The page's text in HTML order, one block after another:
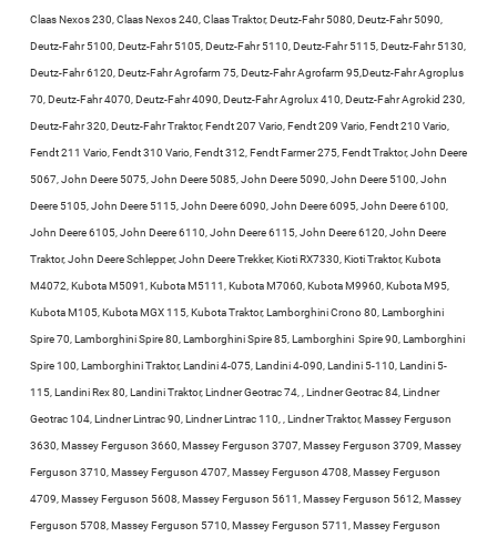
Claas Nexos 230, Claas Nexos 240, Claas Traktor, Deutz-Fahr 5080, Deutz-Fahr 5090,
Deutz-Fahr 5100, Deutz-Fahr 5105, Deutz-Fahr 5110, Deutz-Fahr 5115, Deutz-Fahr 5130,
Deutz-Fahr 6120, Deutz-Fahr Agrofarm 75, Deutz-Fahr Agrofarm 95,Deutz-Fahr Agroplus
70, Deutz-Fahr 4070, Deutz-Fahr 4090, Deutz-Fahr Agrolux 410, Deutz-Fahr Agrokid 230,
Deutz-Fahr 320, Deutz-Fahr Traktor, Fendt 207 Vario, Fendt 209 Vario, Fendt 210 Vario,
Fendt 211 Vario, Fendt 310 Vario, Fendt 312, Fendt Farmer 275, Fendt Traktor, John Deere
5067, John Deere 5075, John Deere 5085, John Deere 5090, John Deere 5100, John
Deere 5105, John Deere 5115, John Deere 6090, John Deere 6095, John Deere 6100,
John Deere 6105, John Deere 6110, John Deere 6115, John Deere 6120, John Deere
Traktor, John Deere Schlepper, John Deere Trekker, Kioti RX7330, Kioti Traktor, Kubota
M4072, Kubota M5091, Kubota M5111, Kubota M7060, Kubota M9960, Kubota M95,
Kubota M105, Kubota MGX 115, Kubota Traktor, Lamborghini Crono 80, Lamborghini
Spire 70, Lamborghini Spire 80, Lamborghini Spire 85, Lamborghini Spire 90, Lamborghini
Spire 100, Lamborghini Traktor, Landini 4-075, Landini 4-090, Landini 5-110, Landini 5-
115, Landini Rex 80, Landini Traktor, Lindner Geotrac 74, , Lindner Geotrac 84, Lindner
Geotrac 104, Lindner Lintrac 90, Lindner Lintrac 110, , Lindner Traktor, Massey Ferguson
3630, Massey Ferguson 3660, Massey Ferguson 3707, Massey Ferguson 3709, Massey
Ferguson 3710, Massey Ferguson 4707, Massey Ferguson 4708, Massey Ferguson
4709, Massey Ferguson 5608, Massey Ferguson 5611, Massey Ferguson 5612, Massey
Ferguson 5708, Massey Ferguson 5710, Massey Ferguson 5711, Massey Ferguson